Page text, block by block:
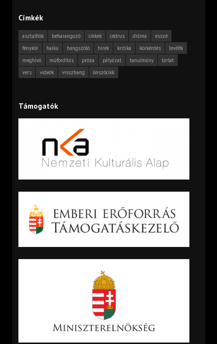
Címkék
asztalfiók beharangozó cikkek cédrus dráma
esszé
fénykör
haiku hangszóló hírek kritika körkérdés
levélfa
meghívó
műfordítás próza pályázat tanulmány
tárlat
vers
videók visszhang önszócikk
Támogatók